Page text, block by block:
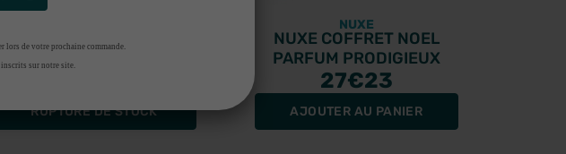
La Roche-Posay cicaplast
B5 spray réparateur
RUPTURE DE STOCK
NUXE
NUXE COFFRET NOEL
PARFUM PRODIGIEUX
27€23
AJOUTER AU PANIER
lors de votre prochaine commande.
sur notre site.